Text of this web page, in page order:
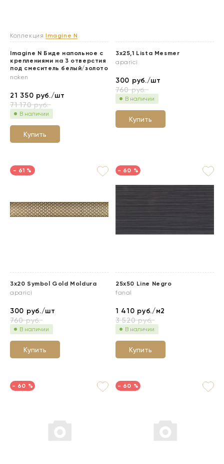
Коллекция Imagine N
Imagine N Биде напольное с
креплениями на 3 отверстия
под смеситель белый/золото
noken
21 350 руб./шт
71 170руб.
В наличии
Купить
3x25,1 Lista Mesmer
aparici
300 руб./шт
760руб.
В наличии
Купить
- 61 %
3x20 Symbol Gold Moldura
aparici
300 руб./шт
760руб.
В наличии
Купить
- 60 %
25x50 Line Negro
fanal
1 410 руб./м2
3 520руб.
В наличии
Купить
- 60 % - 60 %